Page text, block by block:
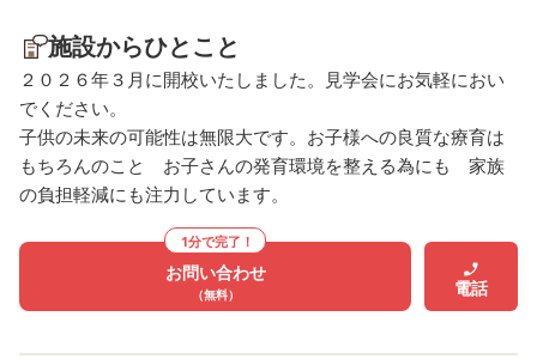
施設からひとこと
２０２６年３月に開校いたしました。見学会にお気軽におい
でください。
子供の未来の可能性は無限大です。お子様への良質な療育は
もちろんのこと お子さんの発育環境を整える為にも 家族
の負担軽減にも注力しています。
1分で完了！
お問い合わせ
（無料） 電話